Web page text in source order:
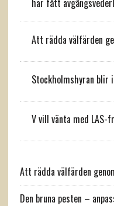
har fått
Att rädda välfärden
Stockholmshyran blir
V vill vänta med
Att rädda välfärden
Den bruna pesten –